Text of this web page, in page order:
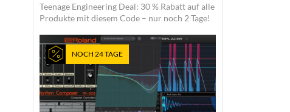
Teenage Engineering Deal: 30 % Rabatt auf alle
Produkte mit diesem Code – nur noch 2 Tage!
NOCH 24 TAGE